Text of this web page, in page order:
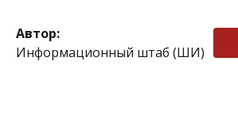
Автор:
Информационный штаб (ШИ)